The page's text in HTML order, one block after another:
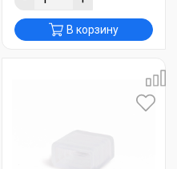
В корзину